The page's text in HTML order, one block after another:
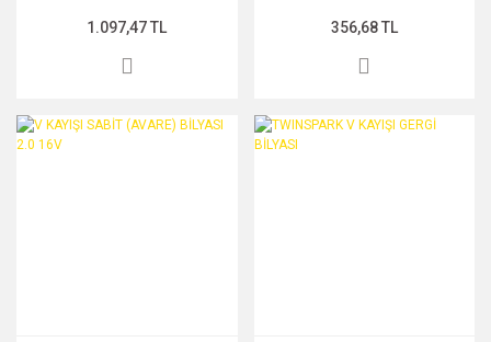
1.097,47 TL 356,68 TL